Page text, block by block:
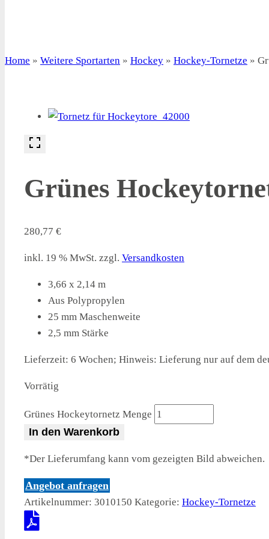
Home » Weitere Sportarten » Hockey » Hockey-Tornetze »
Grünes
280,77 €
inkl. 19 % MwSt. zzgl. Versandkosten
3,66 x 2,14 m
Aus Polypropylen
25 mm Maschenweite
2,5 mm Stärke
Lieferzeit: 6 Wochen; Hinweis: Lieferung nur auf dem
Vorrätig
Grünes Hockeytornetz Menge
In den Warenkorb
*Der Lieferumfang kann vom gezeigten Bild abweichen.
Angebot anfragen
Artikelnummer: 3010150 Kategorie: Hockey-Tornetze